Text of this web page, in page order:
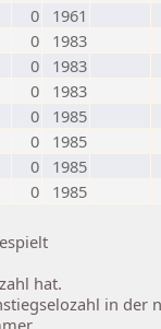
0
1961
0
1983
0
1983
0
1983
0
1985
0
1985
0
1985
0
1985
hat.
in der